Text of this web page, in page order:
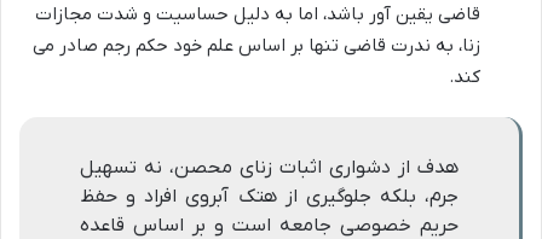
قاضی یقین آور باشد، اما به دلیل حساسیت و شدت مجازات
زنا، به ندرت قاضی تنها بر اساس علم خود حکم رجم صادر می
کند.
هدف از دشواری اثبات زنای محصن، نه تسهیل
جرم، بلکه جلوگیری از هتک آبروی افراد و حفظ
حریم خصوصی جامعه است و بر اساس قاعده